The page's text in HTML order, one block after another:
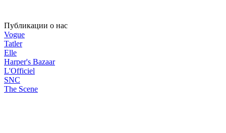
Публикации о нас
Vogue
Tatler
Elle
Harper's Bazaar
L'Officiel
SNC
The Scene